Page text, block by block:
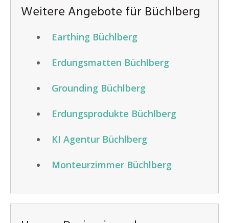
Weitere Angebote für Büchlberg
Earthing Büchlberg
Erdungsmatten Büchlberg
Grounding Büchlberg
Erdungsprodukte Büchlberg
KI Agentur Büchlberg
Monteurzimmer Büchlberg